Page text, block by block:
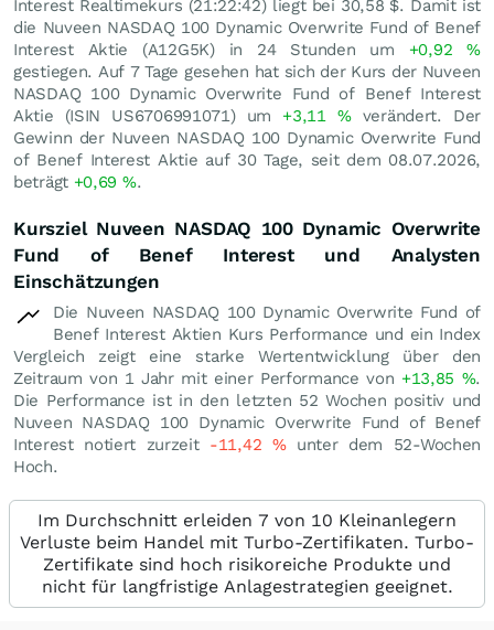
Interest Realtimekurs (21:22:42) liegt bei 30,58 $. Damit ist
die Nuveen NASDAQ 100 Dynamic Overwrite Fund of Benef
Interest Aktie (A12G5K) in 24 Stunden um +0,92%
gestiegen. Auf 7 Tage gesehen hat sich der Kurs der Nuveen
NASDAQ 100 Dynamic Overwrite Fund of Benef Interest
Aktie (ISIN US6706991071) um +3,11 %verändert. Der
Gewinn der Nuveen NASDAQ 100 Dynamic Overwrite Fund
of Benef Interest Aktie auf 30 Tage, seit dem 08.07.2026,
beträgt +0,69 %.
Kursziel Nuveen NASDAQ 100 Dynamic Overwrite
Fund of Benef Interest und Analysten
Einschätzungen
Die Nuveen NASDAQ 100 Dynamic Overwrite Fund of
Benef Interest Aktien Kurs Performance und ein Index
Vergleich zeigt eine starke Wertentwicklung über den
Zeitraum von 1 Jahr mit einer Performance von +13,85 %.
Die Performance ist in den letzten 52 Wochen positiv und
Nuveen NASDAQ 100 Dynamic Overwrite Fund of Benef
Interest notiert zurzeit -11,42 %unter dem 52-Wochen
Hoch.
Im Durchschnitt erleiden 7 von 10 Kleinanlegern
Verluste beim Handel mit Turbo-Zertifikaten. Turbo-
Zertifikate sind hoch risikoreiche Produkte und
nicht für langfristige Anlagestrategien geeignet.